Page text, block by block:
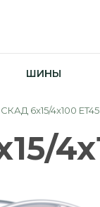
ШИНЫ
СКАД 6x15/4x100